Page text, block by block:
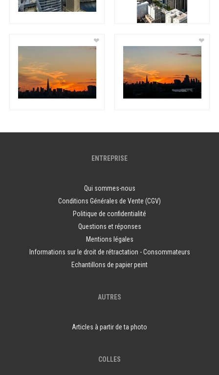
❤ ❤
ENTREPRISE
Qui sommes-nous
Conditions Générales de Vente (CGV)
Politique de confidentialité
Questions et réponses
Mentions légales
Informations sur le droit de rétractation - Consommateurs
Echantillons de papier peint
AUTRES
Articles à partir de ta photo
COLLES